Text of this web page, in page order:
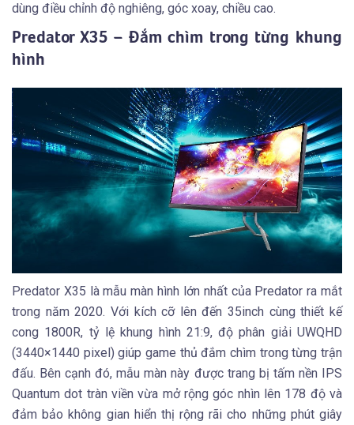
dùng điều chỉnh độ nghiêng, góc xoay, chiều cao.
Predator X35 – Đắm chìm trong từng khung
hình
Predator X35 là mẫu màn hình lớn nhất của Predator ra mắt
trong năm 2020. Với kích cỡ lên đến 35inch cùng thiết kế
cong 1800R, tỷ lệ khung hình 21:9, độ phân giải UWQHD
(3440×1440 pixel) giúp game thủ đắm chìm trong từng trận
đấu. Bên cạnh đó, mẫu màn này được trang bị tấm nền IPS
Quantum dot tràn viền vừa mở rộng góc nhìn lên 178 độ và
đảm bảo không gian hiển thị rộng rãi cho những phút giây